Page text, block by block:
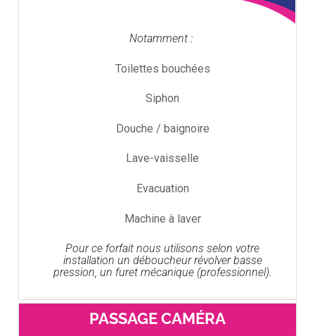
Notamment :
Toilettes bouchées
Siphon
Douche / baignoire
Lave-vaisselle
Evacuation
Machine à laver
Pour ce forfait nous utilisons selon votre
installation un déboucheur révolver basse
pression, un furet mécanique (professionnel).
PASSAGE CAMÉRA